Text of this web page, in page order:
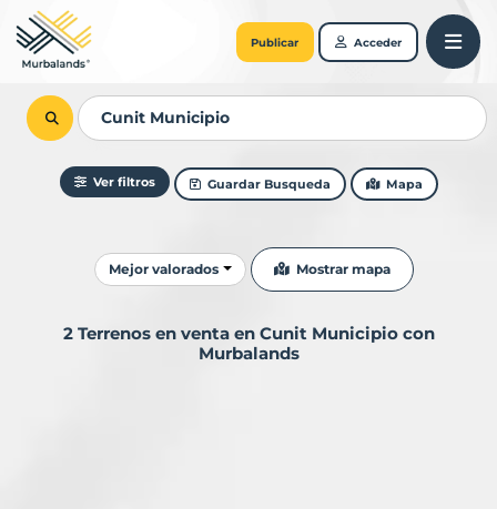
Publicar Acceder
Ver filtros Guardar Busqueda Mapa
Ordenar resultados
Mejor valorados Mostrar mapa
2 Terrenos en venta en Cunit Municipio con
Murbalands